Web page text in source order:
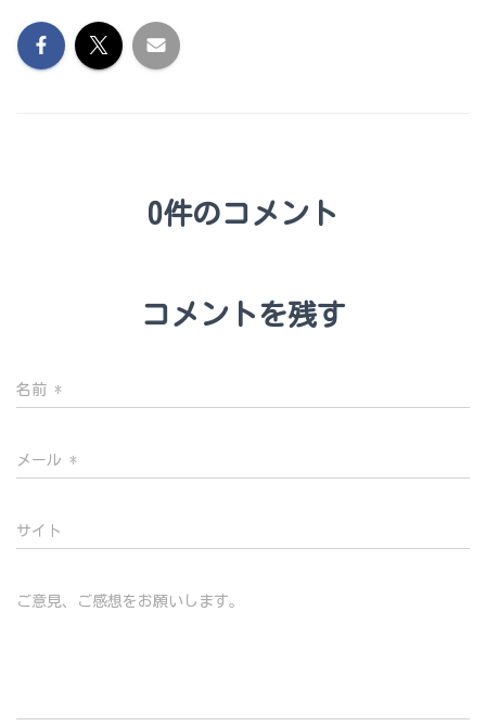
0件のコメント
コメントを残す
名前 *
メール *
サイト
ご意見、ご感想をお願いします。